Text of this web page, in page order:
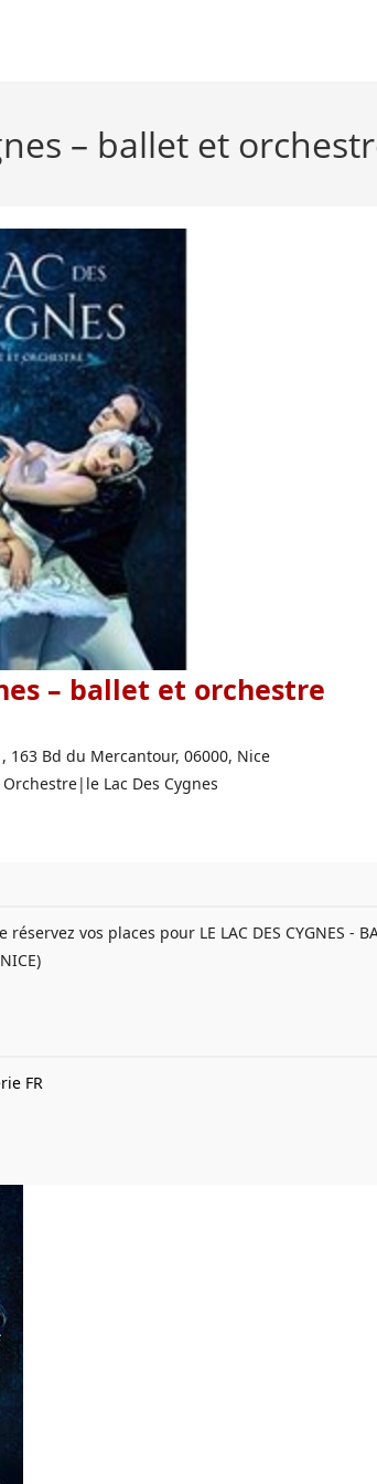
– ballet et
– ballet et orchestre
163 Bd du Mercantour, 06000, Nice
Lac Des Cygnes
vos places pour LE LAC DES CYGNES -
FR